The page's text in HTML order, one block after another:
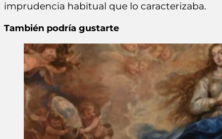
imprudencia habitual que lo caracterizaba.
También podría gustarte